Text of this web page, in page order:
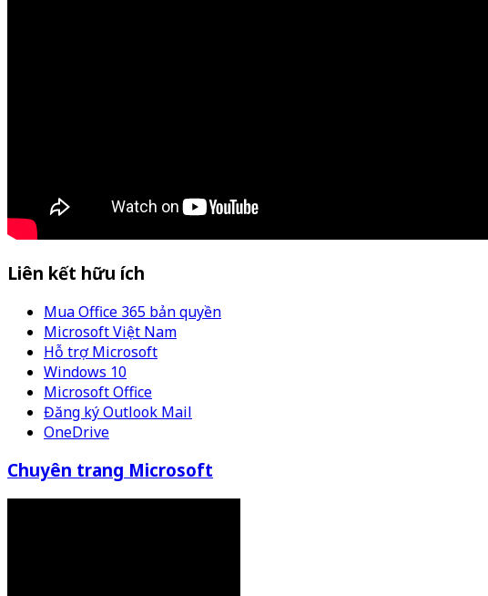
Liên kết hữu ích
Mua Office 365 bản quyền
Microsoft Việt Nam
Hỗ trợ Microsoft
Windows 10
Microsoft Office
Đăng ký Outlook Mail
OneDrive
Chuyên trang Microsoft